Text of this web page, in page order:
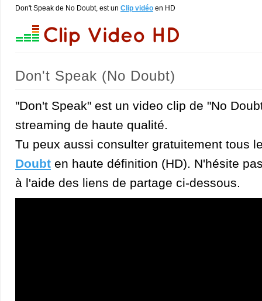
Don't Speak de No Doubt, est un Clip vidéo en HD
Don't Speak (No Doubt)
"Don't Speak" est un video clip de "No
streaming de haute qualité.
Tu peux aussi consulter gratuitement tous
Doubt en haute définition (HD). N'hésite
à l'aide des liens de partage ci-dessous.